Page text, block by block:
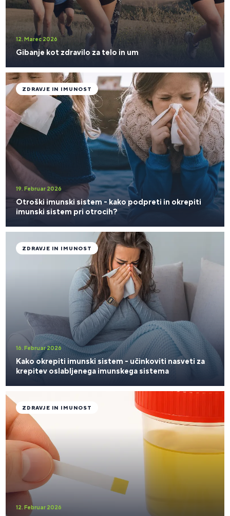
12. Marec 2026
Gibanje kot zdravilo za telo in um
19. Februar 2026
Otroški imunski sistem - kako podpreti in okrepiti
imunski sistem pri otrocih?
ZDRAVJE IN IMUNOST
16. Februar 2026
Kako okrepiti imunski sistem - učinkoviti nasveti za
krepitev oslabljenega imunskega sistema
ZDRAVJE IN IMUNOST
12. Februar 2026
ZDRAVJE IN IMUNOST